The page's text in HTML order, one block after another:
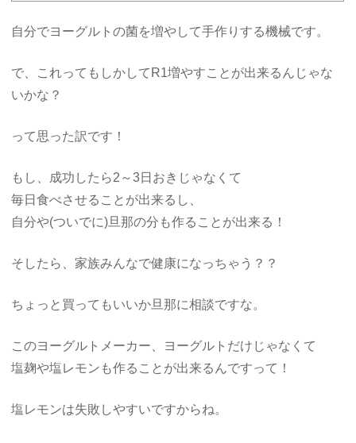
自分でヨーグルトの菌を増やして手作りする機械です。
で、これってもしかしてR1増やすことが出来るんじゃな
いかな？
って思った訳です！
もし、成功したら2～3日おきじゃなくて
毎日食べさせることが出来るし、
自分や(ついでに)旦那の分も作ることが出来る！
そしたら、家族みんなで健康になっちゃう？？
ちょっと買ってもいいか旦那に相談ですな。
このヨーグルトメーカー、ヨーグルトだけじゃなくて
塩麹や塩レモンも作ることが出来るんですって！
塩レモンは失敗しやすいですからね。